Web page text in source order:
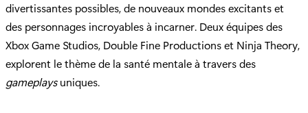
divertissantes possibles, de nouveaux mondes excitants et
des personnages incroyables à incarner. Deux équipes des
Xbox Game Studios, Double Fine Productions et Ninja Theory,
explorent le thème de la santé mentale à travers des
gameplaysuniques.